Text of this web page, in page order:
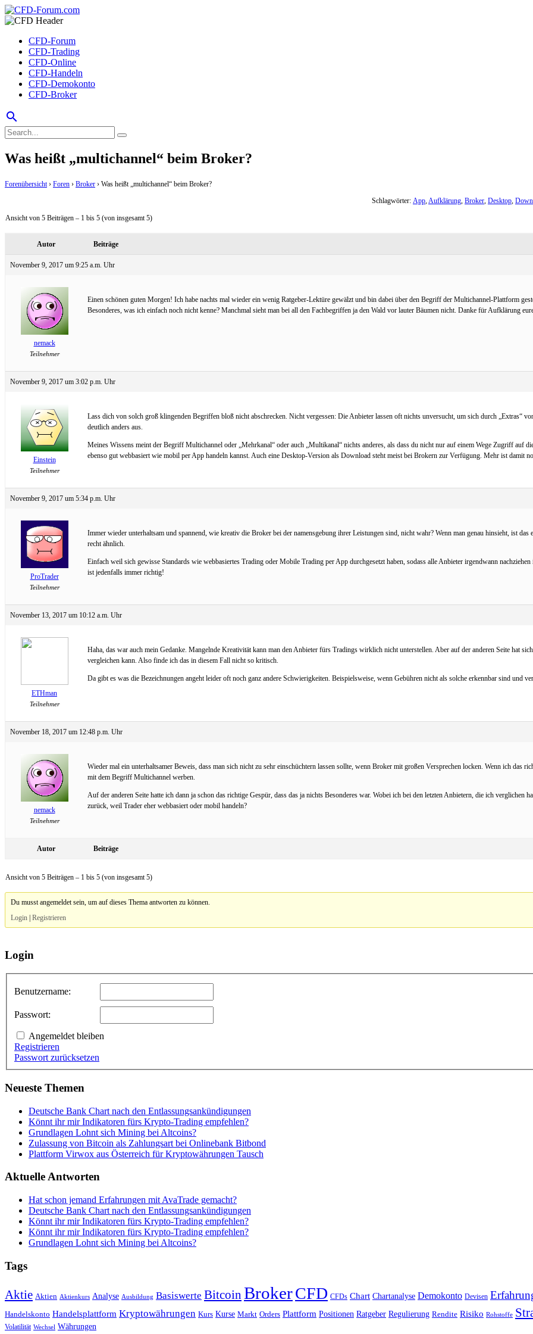
CFD-Forum
CFD-Trading
CFD-Online
CFD-Handeln
CFD-Demokonto
CFD-Broker
search
Was heißt „multichannel“ beim Broker?
Forenübersicht › Foren › Broker › Was heißt „multichannel“ beim Broker?
Schlagwörter: App,Aufklärung, Broker, Desktop,
Ansicht von 5 Beiträgen – 1 bis 5 (von insgesamt 5)
Autor Beiträge
November 9, 2017 um 9:25 a.m. Uhr
nemack
Teilnehmer
Einen schönen guten Morgen! Ich habe nachts mal wieder ein wenig Ratgeber-Lektüre gewälzt und bin dabei über den Begriff der Multichannel-Plattform
Besonderes, was ich einfach noch nicht kenne? Manchmal sieht man bei all den Fachbegriffen ja den Wald vor lauter Bäumen nicht. Danke für Aufklärung
November 9, 2017 um 3:02 p.m. Uhr
Einstein
Teilnehmer
Lass dich von solch groß klingenden Begriffen bloß nicht abschrecken. Nicht vergessen: Die Anbieter lassen oft nichts unversucht, um sich durch „Extras“
deutlich anders aus.
Meines Wissens meint der Begriff Multichannel oder „Mehrkanal“ oder auch „Multikanal“ nichts anderes, als dass du nicht nur auf einem Wege Zugriff auf
ebenso gut webbasiert wie mobil per App handeln kannst. Auch eine Desktop-Version als Download steht meist bei Brokern zur Verfügung. Mehr ist damit
November 9, 2017 um 5:34 p.m. Uhr
ProTrader
Teilnehmer
Immer wieder unterhaltsam und spannend, wie kreativ die Broker bei der namensgebung ihrer Leistungen sind, nicht wahr? Wenn man genau hinsieht, ist
recht ähnlich.
Einfach weil sich gewisse Standards wie webbasiertes Trading oder Mobile Trading per App durchgesetzt haben, sodass alle Anbieter irgendwann
ist jedenfalls immer richtig!
November 13, 2017 um 10:12 a.m. Uhr
ETHman
Teilnehmer
Haha, das war auch mein Gedanke. Mangelnde Kreativität kann man den Anbieter fürs Tradings wirklich nicht unterstellen. Aber auf der anderen Seite hat
vergleichen kann. Also finde ich das in diesem Fall nicht so kritisch.
Da gibt es was die Bezeichnungen angeht leider oft noch ganz andere Schwierigkeiten. Beispielsweise, wenn Gebühren nicht als solche erkennbar sind und
November 18, 2017 um 12:48 p.m. Uhr
nemack
Teilnehmer
Wieder mal ein unterhaltsamer Beweis, dass man sich nicht zu sehr einschüchtern lassen sollte, wenn Broker mit großen Versprechen locken. Wenn ich das
mit dem Begriff Multichannel werben.
Auf der anderen Seite hatte ich dann ja schon das richtige Gespür, dass das ja nichts Besonderes war. Wobei ich bei den letzten Anbietern, die ich verglichen
zurück, weil Trader eher webbasiert oder mobil handeln?
Autor Beiträge
Ansicht von 5 Beiträgen – 1 bis 5 (von insgesamt 5)
Du musst angemeldet sein, um auf dieses Thema antworten zu können.
Login |Registrieren
Login
Benutzername:
Passwort:
Angemeldet bleiben
Registrieren
Passwort zurücksetzen
Neueste Themen
Deutsche Bank Chart nach den Entlassungsankündigungen
Könnt ihr mir Indikatoren fürs Krypto-Trading empfehlen?
Grundlagen Lohnt sich Mining bei Altcoins?
Zulassung von Bitcoin als Zahlungsart bei Onlinebank Bitbond
Plattform Virwox aus Österreich für Kryptowährungen Tausch
Aktuelle Antworten
Hat schon jemand Erfahrungen mit AvaTrade gemacht?
Deutsche Bank Chart nach den Entlassungsankündigungen
Könnt ihr mir Indikatoren fürs Krypto-Trading empfehlen?
Könnt ihr mir Indikatoren fürs Krypto-Trading empfehlen?
Grundlagen Lohnt sich Mining bei Altcoins?
Tags
Aktie Aktien Aktienkurs Analyse Ausbildung Basiswerte Bitcoin BrokerCFD CFDs Chart Chartanalyse Demokonto Devisen
Handelskonto Handelsplattform Kryptowährungen Kurs Kurse Markt Orders Plattform Positionen Ratgeber Regulierung Rendite Risiko Rohstoffe
Volatilität Wechsel Währungen